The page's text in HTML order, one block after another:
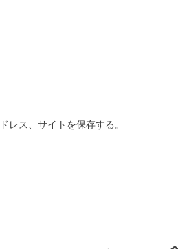
レス、サイトを保存する。